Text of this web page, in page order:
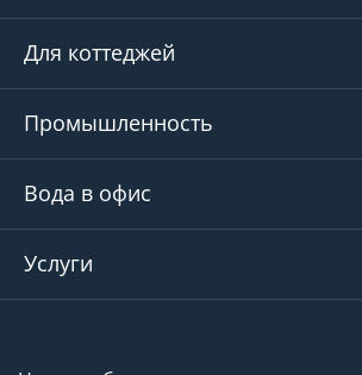
Для коттеджей
Промышленность
Вода в офис
Услуги